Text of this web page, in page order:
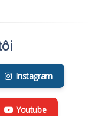
Instagram
Youtube